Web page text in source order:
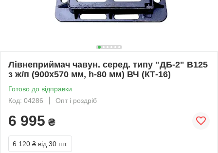
Лівнеприймач чавун. серед. типу "ДБ-2" В125
з ж/п (900х570 мм, h-80 мм) ВЧ (КТ-16)
Готово до відправки
Код: 04286
Опт і роздріб
6 995 ₴
6 120 ₴ від 30 шт.